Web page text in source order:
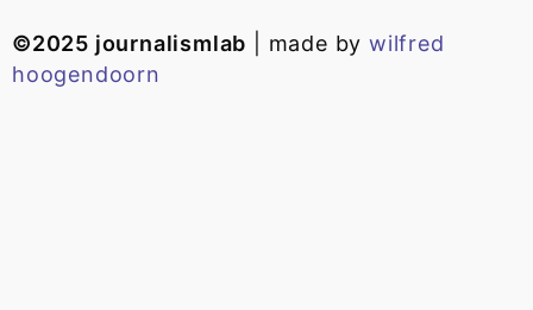
©2025 journalismlab | made bywilfred
hoogendoorn